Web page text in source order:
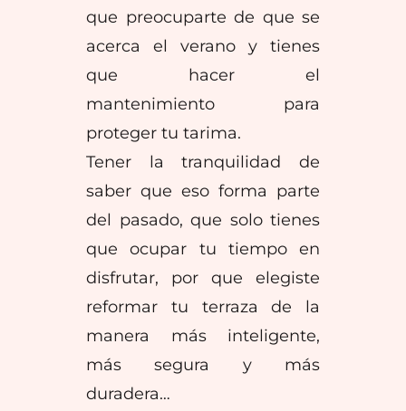
que preocuparte de que se
acerca el verano y tienes
que hacer el
mantenimiento para
proteger tu tarima.
Tener la tranquilidad de
saber que eso forma parte
del pasado, que solo tienes
que ocupar tu tiempo en
disfrutar, por que elegiste
reformar tu terraza de la
manera más inteligente,
más segura y más
duradera…